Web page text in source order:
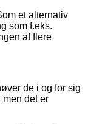
et alternativ
som f.eks.
af flere
de i og for sig
det er